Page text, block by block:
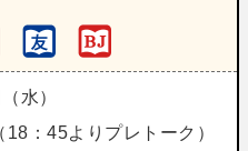
水）
18：45よりプレトーク）